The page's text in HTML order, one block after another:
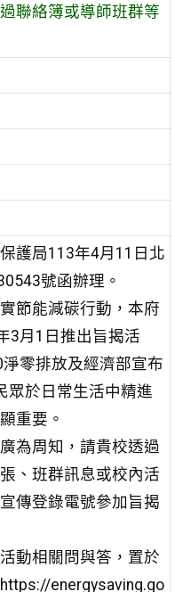
聯絡簿或導師班群等
護局113年4月11日北
號函辦理。
節能減碳行動，本府
3月1日推出旨揭活
零排放及經濟部宣布
眾於日常生活中精進
重要。
為周知，請貴校透過
、班群訊息或校內活
傳登錄電號參加旨揭
動相關問與答，置於
energysaving.go